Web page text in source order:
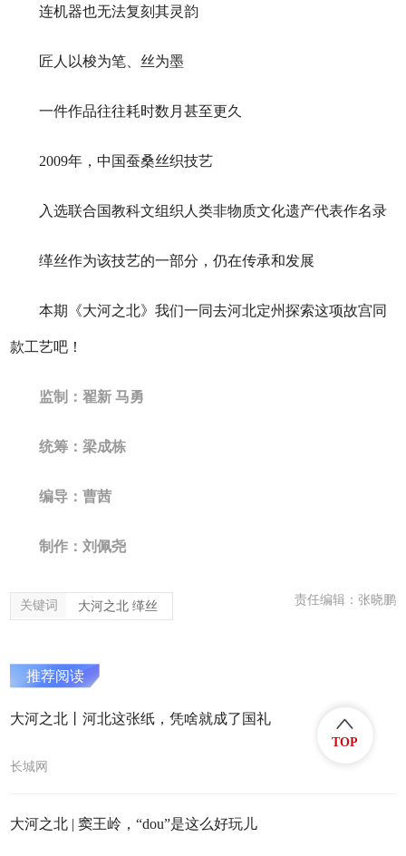
连机器也无法复刻其灵韵
匠人以梭为笔、丝为墨
一件作品往往耗时数月甚至更久
2009年，中国蚕桑丝织技艺
入选联合国教科文组织人类非物质文化遗产代表作名录
缂丝作为该技艺的一部分，仍在传承和发展
本期《大河之北》我们一同去河北定州探索这项故宫同
款工艺吧！
监制：翟新 马勇
统筹：梁成栋
编导：曹茜
制作：刘佩尧
关键词 大河之北 缂丝 责任编辑：张晓鹏
推荐阅读
大河之北丨河北这张纸，凭啥就成了国礼
长城网
大河之北 | 窦王岭，“dou”是这么好玩儿
TOP